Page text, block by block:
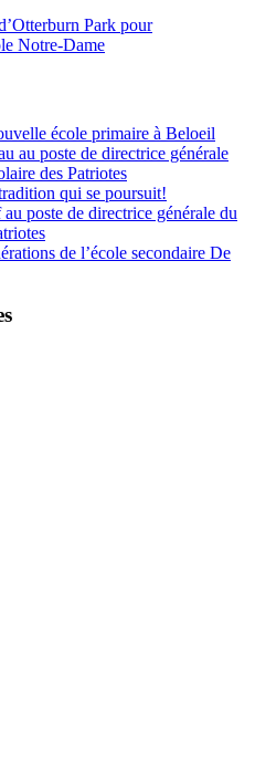
Park pour
Notre-Dame
école primaire à Beloeil
au poste de directrice générale
des Patriotes
qui se poursuit!
poste de directrice générale du
de l’école secondaire De